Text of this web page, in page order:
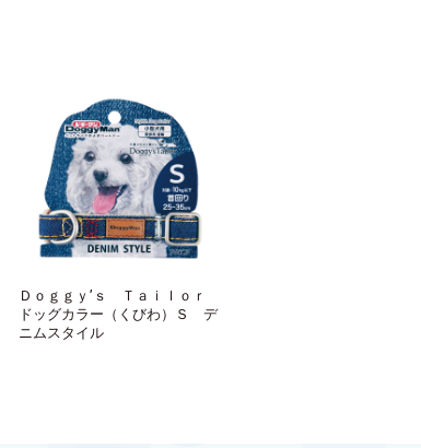
Ｄｏｇｇｙ’ｓ Ｔａｉｌｏｒ
ドッグカラー（くびわ）Ｓ デ
ニムスタイル